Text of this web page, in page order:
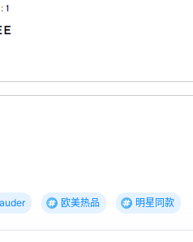
欧美热品 明星同款
惠+部分送好礼